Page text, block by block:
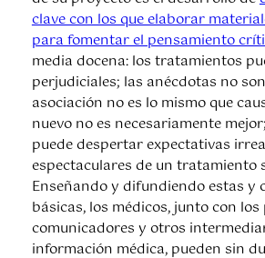
clave con los que elaborar
para fomentar el pensamiento
media docena: los tratamientos
perjudiciales; las anécdotas no
asociación no es lo mismo que
nuevo no es necesariamente
puede despertar expectativas
espectaculares de un tratamiento
Enseñando y difundiendo estas y
básicas, los médicos, junto con
comunicadores y otros
información médica, pueden sin